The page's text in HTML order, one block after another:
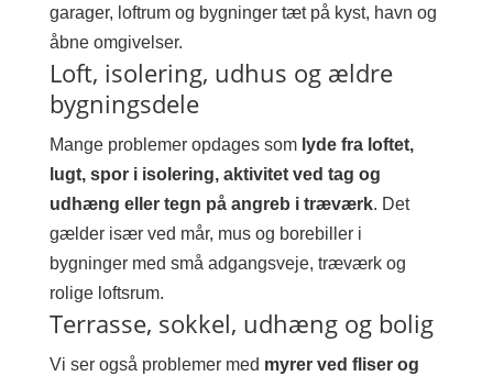
garager, loftrum og bygninger tæt på kyst, havn og
åbne omgivelser.
Loft, isolering, udhus og ældre
bygningsdele
Mange problemer opdages som lyde fra loftet,
lugt, spor i isolering, aktivitet ved tag og
udhæng eller tegn på angreb i træværk. Det
gælder især ved mår, mus og borebiller i
bygninger med små adgangsveje, træværk og
rolige loftsrum.
Terrasse, sokkel, udhæng og bolig
Vi ser også problemer med myrer ved fliser og